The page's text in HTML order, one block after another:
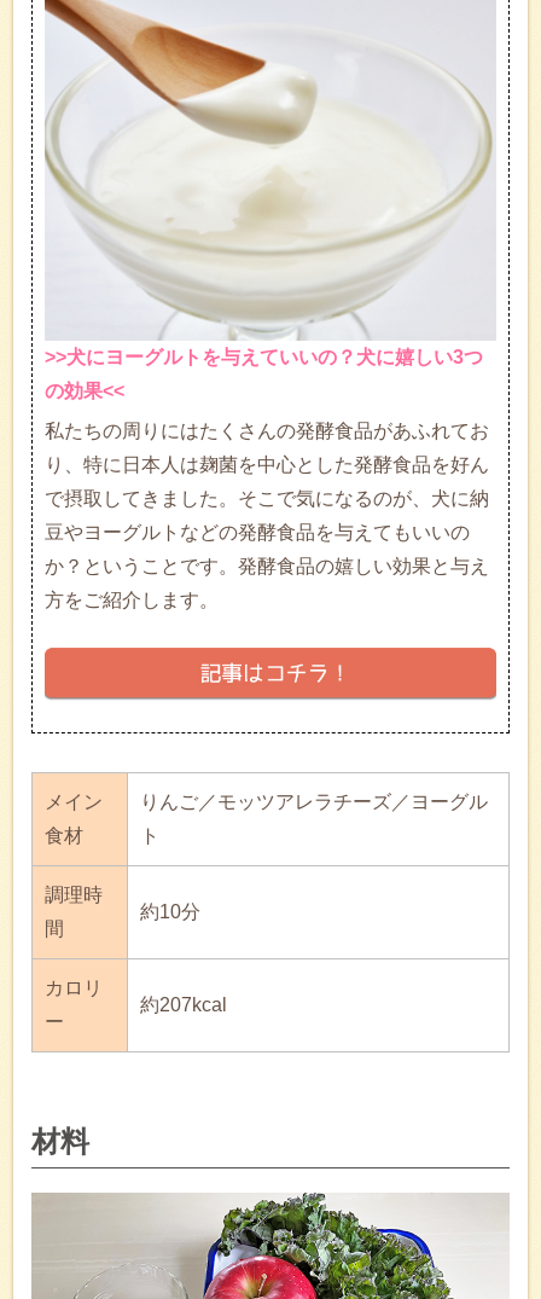
>>犬にヨーグルトを与えていいの？犬に嬉しい3つ
の効果<<
私たちの周りにはたくさんの発酵食品があふれてお
り、特に日本人は麹菌を中心とした発酵食品を好ん
で摂取してきました。そこで気になるのが、犬に納
豆やヨーグルトなどの発酵食品を与えてもいいの
か？ということです。発酵食品の嬉しい効果と与え
方をご紹介します。
メイン
食材
りんご／モッツアレラチーズ／ヨーグル
ト
調理時
間
約10分
カロリ
ー
約207kcal
材料